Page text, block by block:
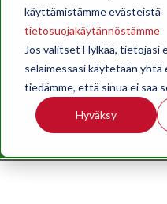
käyttämistämme evästeistä
tietosuojakäytännöstämme
Jos valitset Hylkää, tietojasi
selaimessasi käytetään yhtä
tiedämme, että sinua ei saa
Hyväksy